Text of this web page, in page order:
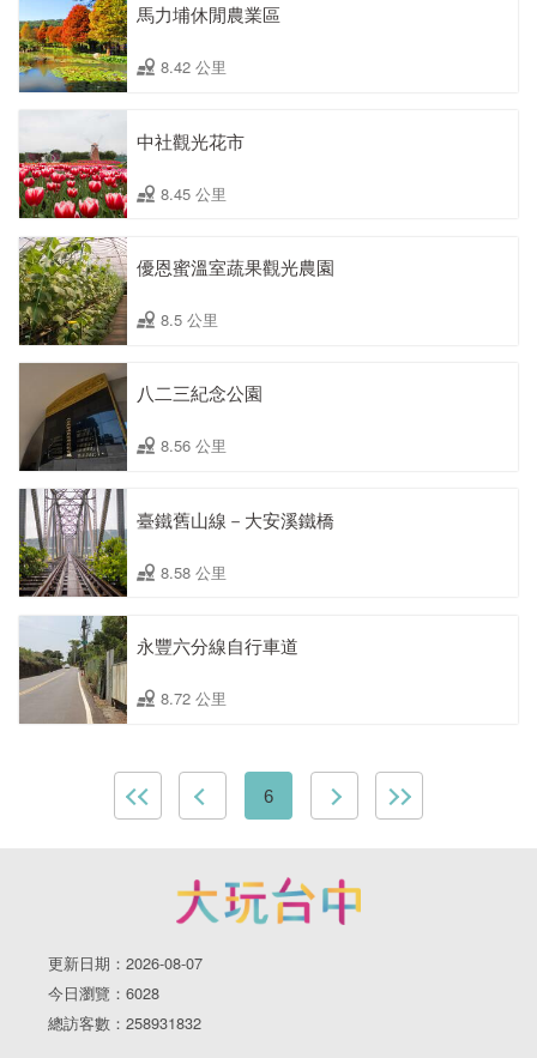
馬力埔休閒農業區
8.42 公里
中社觀光花市
8.45 公里
優恩蜜溫室蔬果觀光農園
8.5 公里
八二三紀念公園
8.56 公里
臺鐵舊山線－大安溪鐵橋
8.58 公里
永豐六分線自行車道
8.72 公里
6
更新日期：2026-08-07
今日瀏覽：6028
總訪客數：258931832